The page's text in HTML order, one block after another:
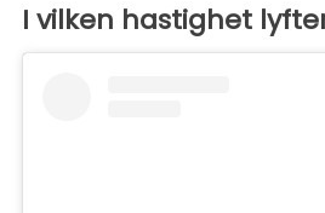
I vilken hastighet